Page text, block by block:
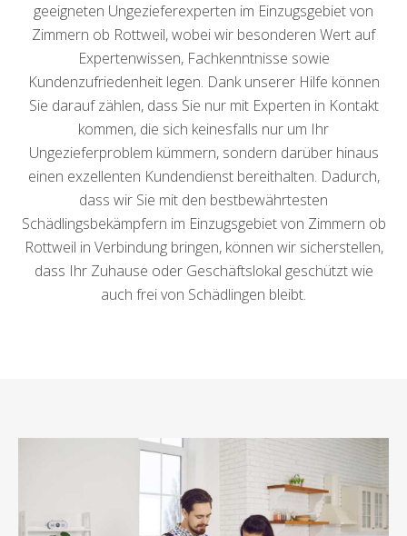
geeigneten Ungezieferexperten im Einzugsgebiet von
Zimmern ob Rottweil, wobei wir besonderen Wert auf
Expertenwissen, Fachkenntnisse sowie
Kundenzufriedenheit legen. Dank unserer Hilfe können
Sie darauf zählen, dass Sie nur mit Experten in Kontakt
kommen, die sich keinesfalls nur um Ihr
Ungezieferproblem kümmern, sondern darüber hinaus
einen exzellenten Kundendienst bereithalten. Dadurch,
dass wir Sie mit den bestbewährtesten
Schädlingsbekämpfern im Einzugsgebiet von Zimmern ob
Rottweil in Verbindung bringen, können wir sicherstellen,
dass Ihr Zuhause oder Geschäftslokal geschützt wie
auch frei von Schädlingen bleibt.